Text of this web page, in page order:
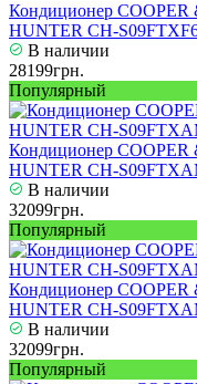
Кондиционер COOPER
HUNTER CH-
В наличии
28199грн.
Популярный
Кондиционер COOPER
HUNTER CH-
В наличии
32099грн.
Популярный
Кондиционер COOPER
HUNTER CH-
В наличии
32099грн.
Популярный